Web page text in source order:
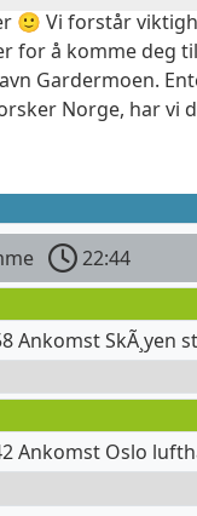
🙂 Vi forstår
å komme deg
Gardermoen.
Norge, har vi
22:44
Ankomst SkÃ¸yen
Ankomst Oslo